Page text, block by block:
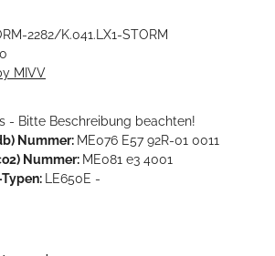
2282/K.041.LX1-STORM
MIVV
- Bitte Beschreibung beachten!
Nummer: ME076 E57 92R-01 0011
Nummer: ME081 e3 4001
LE650E -